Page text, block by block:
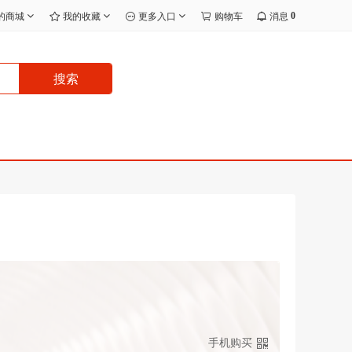
商城 我的收藏 更多入口 购物车 消息 0
搜索
手机购买